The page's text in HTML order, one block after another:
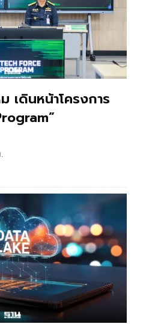
เดินหน้าโครงการ